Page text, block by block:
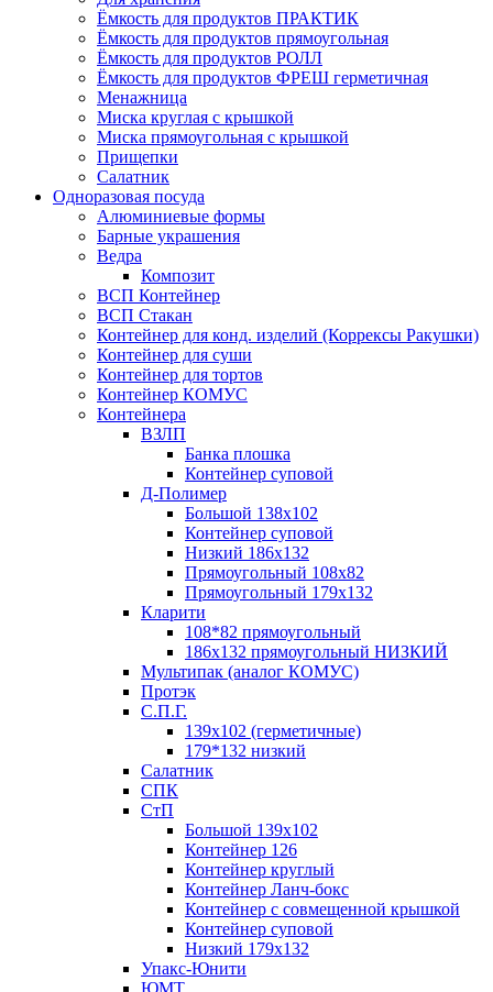
Ёмкость для продуктов ПРАКТИК
Ёмкость для продуктов прямоугольная
Ёмкость для продуктов РОЛЛ
Ёмкость для продуктов ФРЕШ герметичная
Менажница
Миска круглая с крышкой
Миска прямоугольная с крышкой
Прищепки
Салатник
Одноразовая посуда
Алюминиевые формы
Барные украшения
Ведра
Композит
ВСП Контейнер
ВСП Стакан
Контейнер для конд. изделий (Коррексы Ракушки)
Контейнер для суши
Контейнер для тортов
Контейнер КОМУС
Контейнера
ВЗЛП
Банка плошка
Контейнер суповой
Д-Полимер
Большой 138х102
Контейнер суповой
Низкий 186х132
Прямоугольный 108х82
Прямоугольный 179х132
Кларити
108*82 прямоугольный
186х132 прямоугольный НИЗКИЙ
Мультипак (аналог КОМУС)
Протэк
С.П.Г.
139х102 (герметичные)
179*132 низкий
Салатник
СПК
СтП
Большой 139х102
Контейнер 126
Контейнер круглый
Контейнер Ланч-бокс
Контейнер с совмещенной крышкой
Контейнер суповой
Низкий 179х132
Упакс-Юнити